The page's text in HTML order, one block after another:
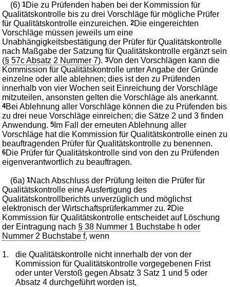
(6)1Die zu Prüfenden haben bei der Kommission für
Qualitätskontrolle bis zu drei Vorschläge für mögliche Prüfer
für Qualitätskontrolle einzureichen.2Die eingereichten
Vorschläge müssen jeweils um eine
Unabhängigkeitsbestätigung der Prüfer für Qualitätskontrolle
nach Maßgabe der Satzung für Qualitätskontrolle ergänzt sein
(§ 57c Absatz 2 Nummer 7).3Von den Vorschlägen kann die
Kommission für Qualitätskontrolle unter Angabe der Gründe
einzelne oder alle ablehnen; dies ist den zu Prüfenden
innerhalb von vier Wochen seit Einreichung der Vorschläge
mitzuteilen, ansonsten gelten die Vorschläge als anerkannt.
4Bei Ablehnung aller Vorschläge können die zu Prüfenden bis
zu drei neue Vorschläge einreichen; die Sätze 2 und 3 finden
Anwendung.5 Im Fall der erneuten Ablehnung aller
Vorschläge hat die Kommission für Qualitätskontrolle einen zu
beauftragenden Prüfer für Qualitätskontrolle zu benennen.
6Die Prüfer für Qualitätskontrolle sind von den zu Prüfenden
eigenverantwortlich zu beauftragen.
(6a)1Nach Abschluss der Prüfung leiten die Prüfer für
Qualitätskontrolle eine Ausfertigung des
Qualitätskontrollberichts unverzüglich und möglichst
elektronisch der Wirtschaftsprüferkammer zu.2Die
Kommission für Qualitätskontrolle entscheidet auf Löschung
der Eintragung nach § 38 Nummer 1 Buchstabe h oder
Nummer 2 Buchstabe f, wenn
1.
die Qualitätskontrolle nicht innerhalb der von der
Kommission für Qualitätskontrolle vorgegebenen Frist
oder unter Verstoß gegen Absatz 3 Satz 1 und 5 oder
Absatz 4 durchgeführt worden ist,